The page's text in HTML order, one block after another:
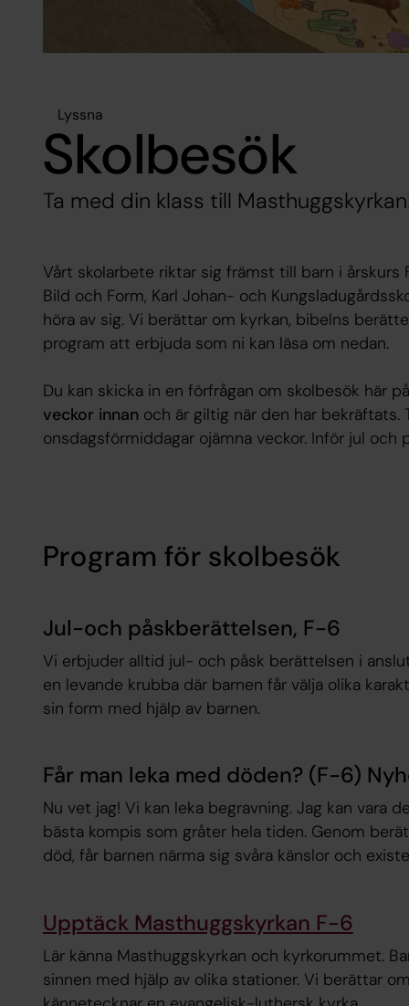
Lyssna
Skolbesök
Ta med din klass till
Vårt skolarbete riktar sig främst till barn i årskurs
Bild och Form, Karl Johan- och
höra av sig. Vi berättar om kyrkan, bibelns
program att erbjuda som ni kan läsa om nedan.
Du kan skicka in en förfrågan om skolbesök här
veckor innanoch är giltig när den har bekräftats.
onsdagsförmiddagar ojämna veckor. Inför jul
Program för skolbesök
Jul-och påskberättelsen, F-6
Vi erbjuder alltid jul- och påsk berättelsen i
en levande krubba där barnen får välja olika
sin form med hjälp av barnen.
Får man leka med döden? (F-6)
Nu vet jag! Vi kan leka begravning. Jag kan vara
bästa kompis som gråter hela tiden. Genom
död, får barnen närma sig svåra känslor och
Upptäck Masthuggskyrkan F-6
Lär känna Masthuggskyrkan och kyrkorummet.
sinnen med hjälp av olika stationer. Vi berättar